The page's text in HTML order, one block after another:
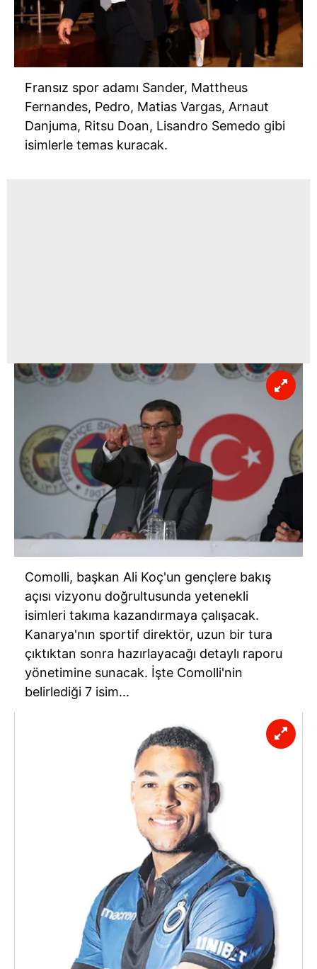
Fransız spor adamı Sander, Mattheus
Fernandes, Pedro, Matias Vargas, Arnaut
Danjuma, Ritsu Doan, Lisandro Semedo gibi
isimlerle temas kuracak.
Comolli, başkan Ali Koç'un gençlere bakış
açısı vizyonu doğrultusunda yetenekli
isimleri takıma kazandırmaya çalışacak.
Kanarya'nın sportif direktör, uzun bir tura
çıktıktan sonra hazırlayacağı detaylı raporu
yönetimine sunacak. İşte Comolli'nin
belirlediği 7 isim...